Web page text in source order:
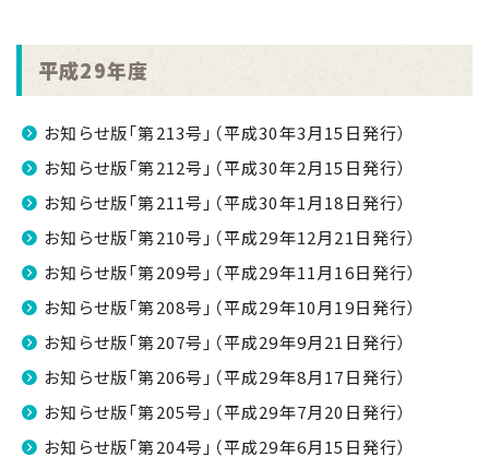
平成29年度
お知らせ版「第213号」（平成30年3月15日発行）
お知らせ版「第212号」（平成30年2月15日発行）
お知らせ版「第211号」（平成30年1月18日発行）
お知らせ版「第210号」（平成29年12月21日発行）
お知らせ版「第209号」（平成29年11月16日発行）
お知らせ版「第208号」（平成29年10月19日発行）
お知らせ版「第207号」（平成29年9月21日発行）
お知らせ版「第206号」（平成29年8月17日発行）
お知らせ版「第205号」（平成29年7月20日発行）
お知らせ版「第204号」（平成29年6月15日発行）